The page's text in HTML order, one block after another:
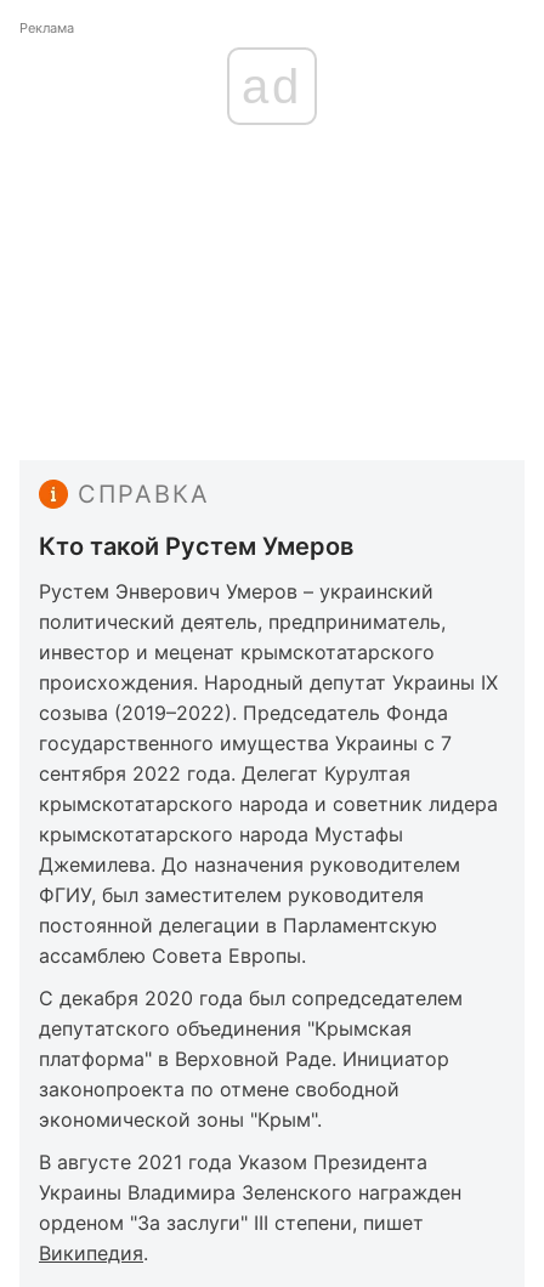
Реклама
ad
СПРАВКА
Кто такой Рустем Умеров
Рустем Энверович Умеров – украинский
политический деятель, предприниматель,
инвестор и меценат крымскотатарского
происхождения. Народный депутат Украины IX
созыва (2019–2022). Председатель Фонда
государственного имущества Украины с 7
сентября 2022 года. Делегат Курултая
крымскотатарского народа и советник лидера
крымскотатарского народа Мустафы
Джемилева. До назначения руководителем
ФГИУ, был заместителем руководителя
постоянной делегации в Парламентскую
ассамблею Совета Европы.
С декабря 2020 года был сопредседателем
депутатского объединения "Крымская
платформа" в Верховной Раде. Инициатор
законопроекта по отмене свободной
экономической зоны "Крым".
В августе 2021 года Указом Президента
Украины Владимира Зеленского награжден
орденом "За заслуги" III степени, пишет
Википедия.